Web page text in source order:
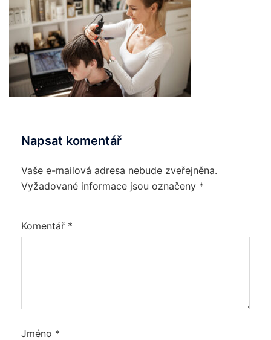
Napsat komentář
Vaše e-mailová adresa nebude zveřejněna.
Vyžadované informace jsou označeny *
Komentář *
Jméno *